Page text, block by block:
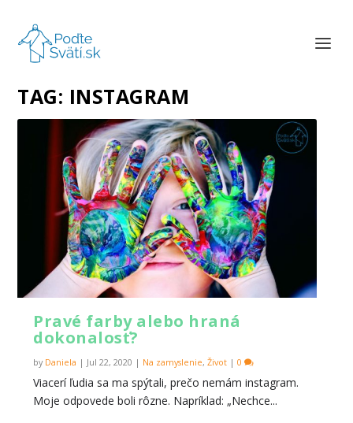
TAG: INSTAGRAM
Pravé farby alebo hraná
dokonalosť?
by Daniela | Jul 22, 2020 | Na zamyslenie,Život |0
Viacerí ľudia sa ma spýtali, prečo nemám instagram.
Moje odpovede boli rôzne. Napríklad: „Nechce...